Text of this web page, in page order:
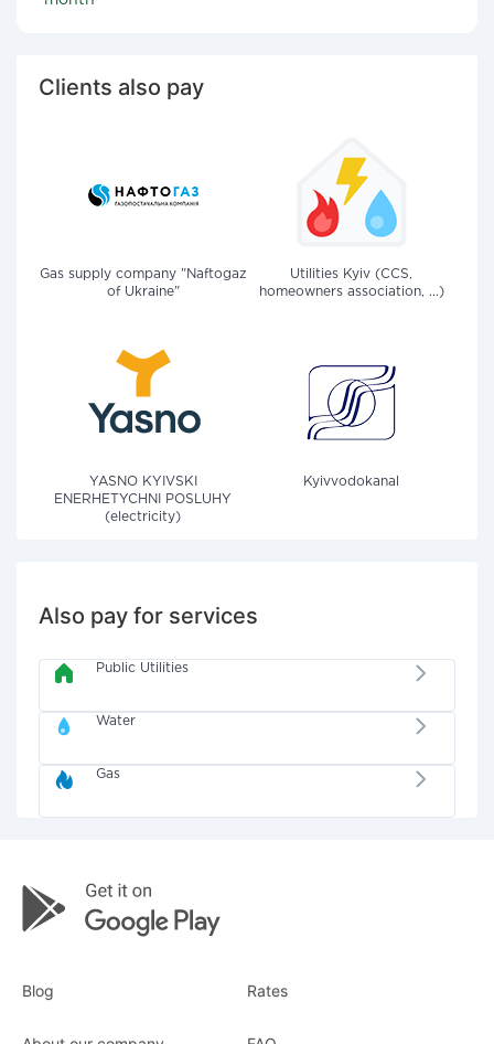
Clients also pay
Gas supply company "Naftogaz
of Ukraine"
Utilities Kyiv (CCS,
homeowners association, ...)
YASNO KYIVSKI
ENERHETYCHNI POSLUHY
(electricity)
Kyivvodokanal
Also pay for services
Public Utilities
Water
Gas
Blog Rates